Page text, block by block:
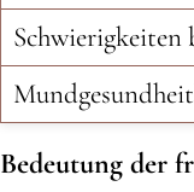
Schwierigkeiten
Bedeutung der